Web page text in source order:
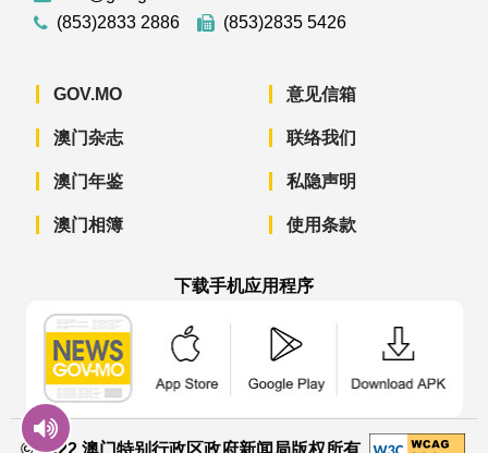
(853)2833 2886
(853)2835 5426
GOV.MO
澳门杂志
澳门年鉴
澳门相簿
意见信箱
联络我们
私隐声明
使用条款
下载手机应用程序